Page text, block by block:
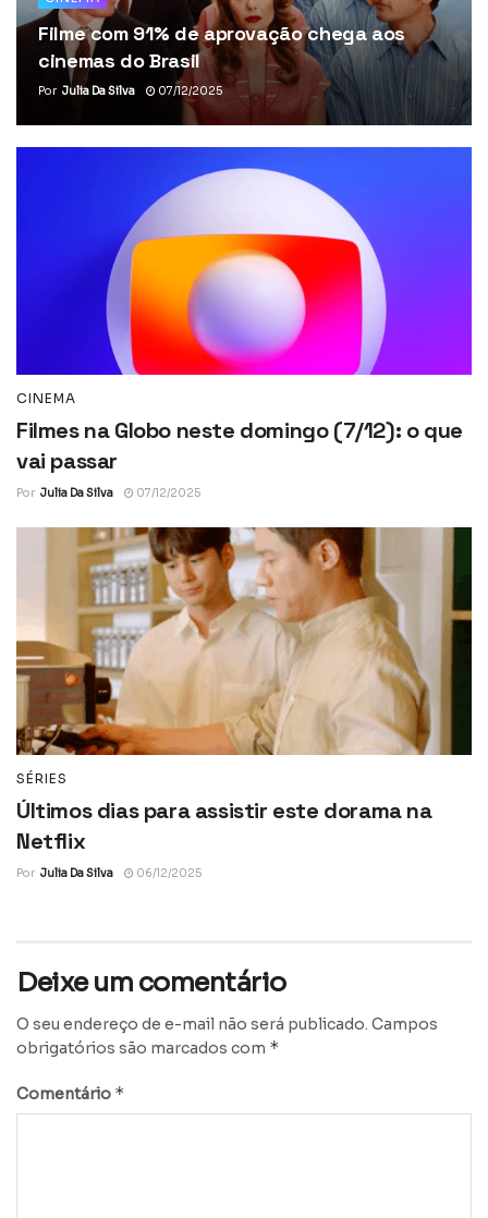
Filme com 91% de aprovação chega aos
cinemas do Brasil
Por Julia Da Silva 07/12/2025
CINEMA
Filmes na Globo neste domingo (7/12): o que
vai passar
Por Julia Da Silva 07/12/2025
SÉRIES
Últimos dias para assistir este dorama na
Netflix
Por Julia Da Silva 06/12/2025
Deixe um comentário
O seu endereço de e-mail não será publicado. Campos
obrigatórios são marcados com *
Comentário *